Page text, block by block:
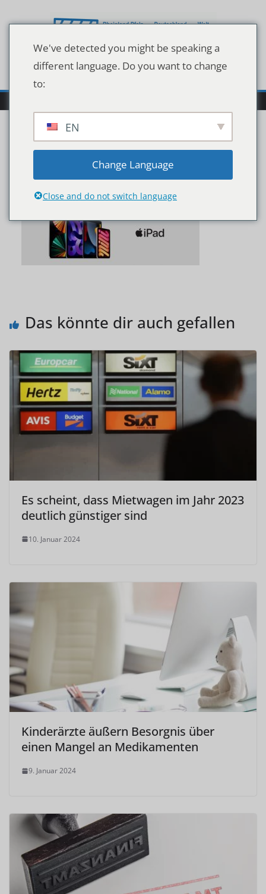
Inhalt
Das könnte dir auch gefallen
Es scheint, dass Mietwagen im Jahr 2023
deutlich günstiger sind
10. Januar 2024
Kinderärzte äußern Besorgnis über
einen Mangel an Medikamenten
9. Januar 2024
We've detected you might be speaking a
different language. Do you want to change
to:
EN
Change Language
Close and do not switch language